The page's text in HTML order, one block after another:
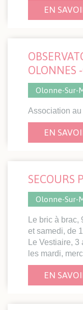
EN
OLONNES
Olonne-Sur-
Association
EN
SECOURS
Olonne-Sur-
Le bric à
et samedi, de
Le Vestiaire,
les mardi,
EN